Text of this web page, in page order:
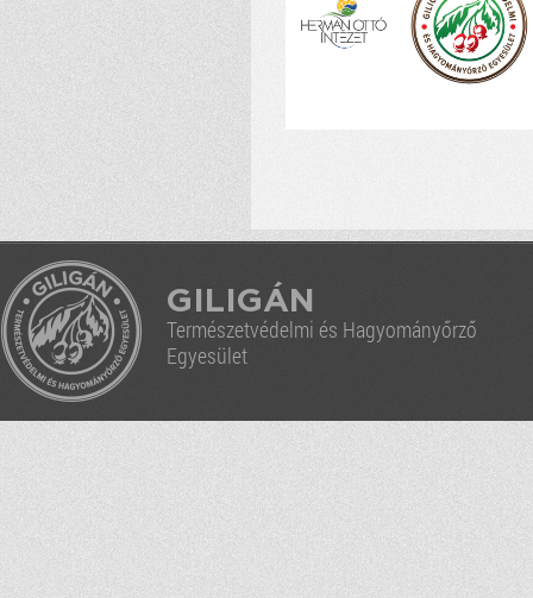
GILIGÁN
Természetvédelmi és Hagyományőrző
Egyesület